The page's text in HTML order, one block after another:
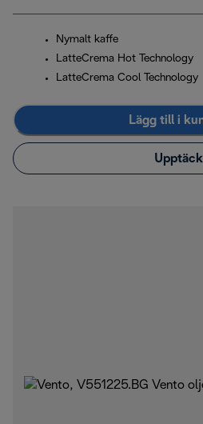
Nymalt kaffe
LatteCrema Hot Technology
LatteCrema Cool Technology
Lägg till i